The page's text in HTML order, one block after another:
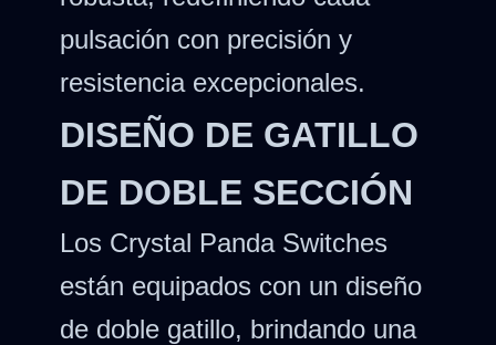
pulsación con precisión y
resistencia excepcionales.
DISEÑO DE GATILLO
DE DOBLE SECCIÓN
Los Crystal Panda Switches
están equipados con un diseño
de doble gatillo, brindando una